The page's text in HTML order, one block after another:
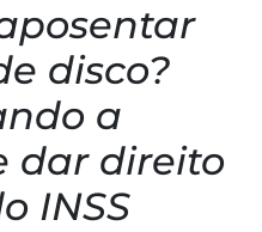
disco?
a
dar direito
INSS